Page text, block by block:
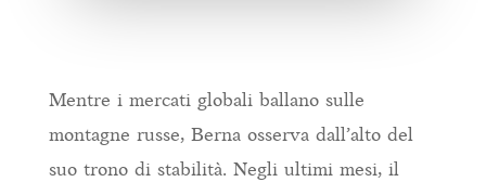
Mentre i mercati globali ballano sulle
montagne russe, Berna osserva dall’alto del
suo trono di stabilità. Negli ultimi mesi, il